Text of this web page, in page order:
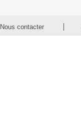
Nous contacter